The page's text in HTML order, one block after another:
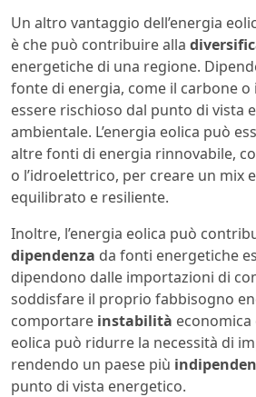
Un altro vantaggio dell’energia
è che può contribuire alla
energetiche di una regione.
fonte di energia, come il carbone
essere rischioso dal punto di vista
ambientale. L’energia eolica può
altre fonti di energia rinnovabile,
o l’idroelettrico, per creare un mix
equilibrato e resiliente.
Inoltre, l’energia eolica può
dipendenza da fonti energetiche
dipendono dalle importazioni di
soddisfare il proprio fabbisogno
comportare instabilità economica
eolica può ridurre la necessità di
rendendo un paese più
punto di vista energetico.